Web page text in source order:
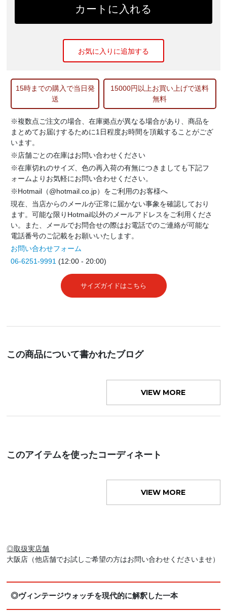
カートに入れる
お気に入りに追加する
15時までの購入で当日発
送
15000円以上お買い上げで送料
無料
※複数点ご注文の場合、在庫拠点が異なる場合があり、商品を
まとめてお届けするために1日程度お時間を頂戴することがござ
います。
※店舗ごとの在庫はお問い合わせください
※在庫切れのサイズ、色の再入荷の有無につきましても下記フ
ォームよりお気軽にお問い合わせください。
※Hotmail（@hotmail.co.jp）をご利用のお客様へ
現在、当店からのメールが正常に届かない事象を確認しており
ます。可能な限りHotmail以外のメールアドレスをご利用くださ
い。また、メールでお問合せの際はお電話でのご連絡が可能な
電話番号のご記載をお願いいたします。
お問い合わせフォーム
06-6251-9991 (12:00 - 20:00)
サイズガイドはこちら
この商品について書かれたブログ
VIEW MORE
このアイテムを使ったコーディネート
VIEW MORE
◎取扱実店舗
大阪店（他店舗でお試しご希望の方はお問い合わせくださいませ）
◎ヴィンテージウォッチを現代的に解釈した一本